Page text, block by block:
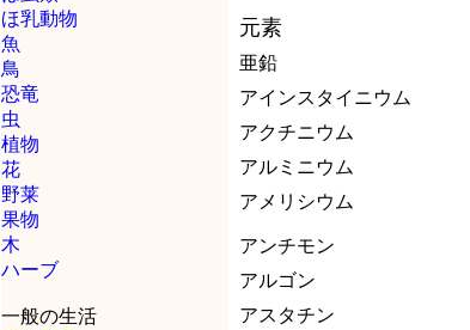
ほ乳動物
魚
鳥
恐竜
虫
植物
花
野莱
果物
木
ハーブ
一般の生活
元素
亜鉛
アインスタイニウム
アクチニウム
アルミニウム
アメリシウム
アンチモン
アルゴン
アスタチン